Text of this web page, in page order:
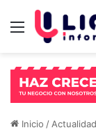
Menú
Inicio / Actualidad